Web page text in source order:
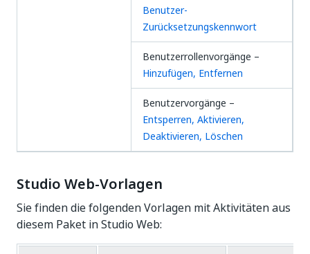
Benutzer-
Zurücksetzungskennwort
Benutzerrollenvorgänge –
Hinzufügen, Entfernen
Benutzervorgänge –
Entsperren, Aktivieren,
Deaktivieren, Löschen
Studio Web-Vorlagen
Sie finden die folgenden Vorlagen mit Aktivitäten aus
diesem Paket in Studio Web: